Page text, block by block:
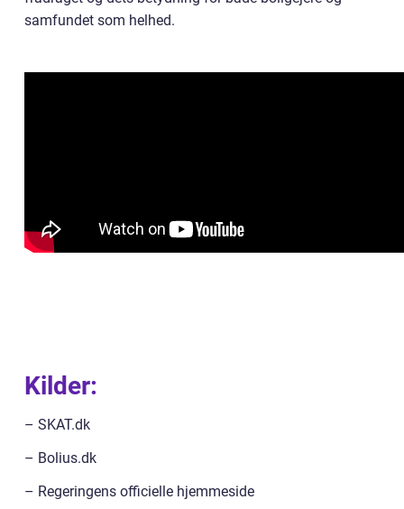
samfundet som helhed.
Kilder:
– SKAT.dk
– Bolius.dk
– Regeringens officielle hjemmeside